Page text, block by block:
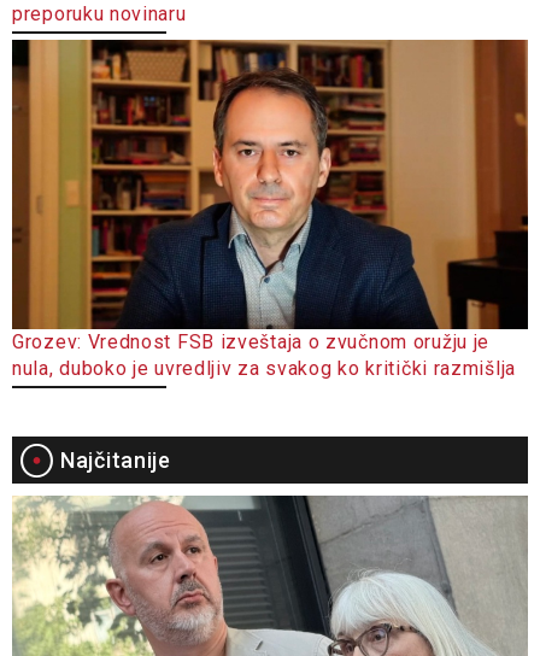
preporuku novinaru
Grozev: Vrednost FSB izveštaja o zvučnom oružju je
nula, duboko je uvredljiv za svakog ko kritički razmišlja
Najčitanije